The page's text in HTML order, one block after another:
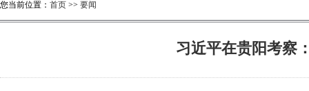
您当前位置： 首页 >> 要闻
习近平在贵阳考察